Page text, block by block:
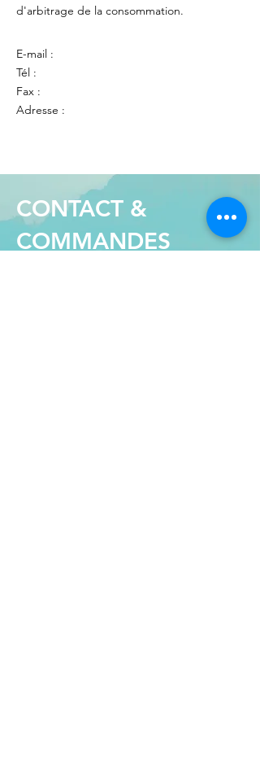
d'arbitrage de la consommation.
E-mail :
Tél :
Fax :
Adresse :
CONTACT &
COMMANDES